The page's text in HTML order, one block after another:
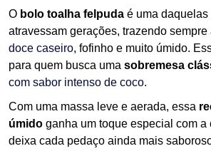
O bolo toalha felpuda é uma
atravessam gerações, trazendo
doce caseiro, fofinho e muito úmido.
para quem busca uma sobremesa
com sabor intenso de coco.
Com uma massa leve e aerada, essa
úmido ganha um toque especial com a
deixa cada pedaço ainda mais